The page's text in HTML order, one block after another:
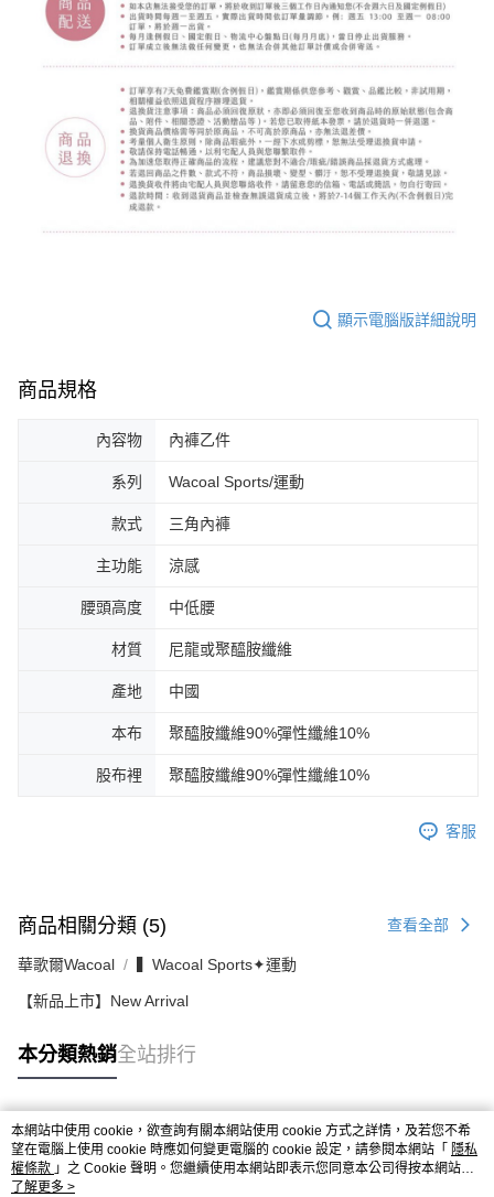
顯示電腦版詳細說明
商品規格
內容物 內褲乙件
系列 Wacoal Sports/運動
款式 三角內褲
主功能 涼感
腰頭高度 中低腰
材質 尼龍或聚醯胺纖維
產地 中國
本布 聚醯胺纖維90%彈性纖維10%
股布裡 聚醯胺纖維90%彈性纖維10%
客服
商品相關分類 (5) 查看全部
華歌爾Wacoal ▍Wacoal Sports✦運動
【新品上市】New Arrival
本分類熱銷全站排行
熱門標籤
本網站中使用 cookie，欲查詢有關本網站使用 cookie 方式之詳情，及若您不希
望在電腦上使用 cookie 時應如何變更電腦的 cookie 設定，請參閱本網站「 隱私
權條款 」之 Cookie 聲明。您繼續使用本網站即表示您同意本公司得按本網站使
用條款之 Cookie 聲明使用 cookie。
了解更多 >